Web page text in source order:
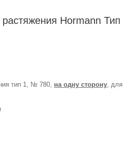
Hormann Тип
тип 1, № 780, на одну сторону, для